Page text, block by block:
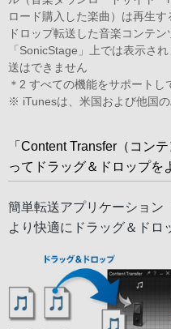
ロード購入した楽曲）は再生
ドロップ転送した音楽コンテン
「SonicStage」上では表示さ
送はできません
＊2 すべての機能をサポート
※ iTunesは、米国および他国
「Content Transfer（コン
ってドラッグ＆ドロップを
簡単転送アプリケーション
より快適にドラッグ＆ドロ